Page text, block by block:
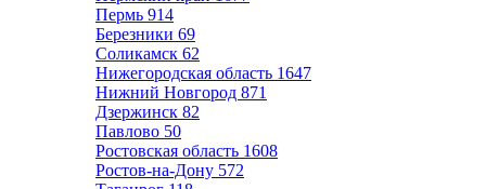
Пермь 914
Березники 69
Соликамск 62
Нижегородская область 1647
Нижний Новгород 871
Дзержинск 82
Павлово 50
Ростовская область 1608
Ростов-на-Дону 572